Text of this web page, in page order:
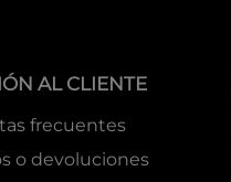
AL CLIENTE
frecuentes
o devoluciones